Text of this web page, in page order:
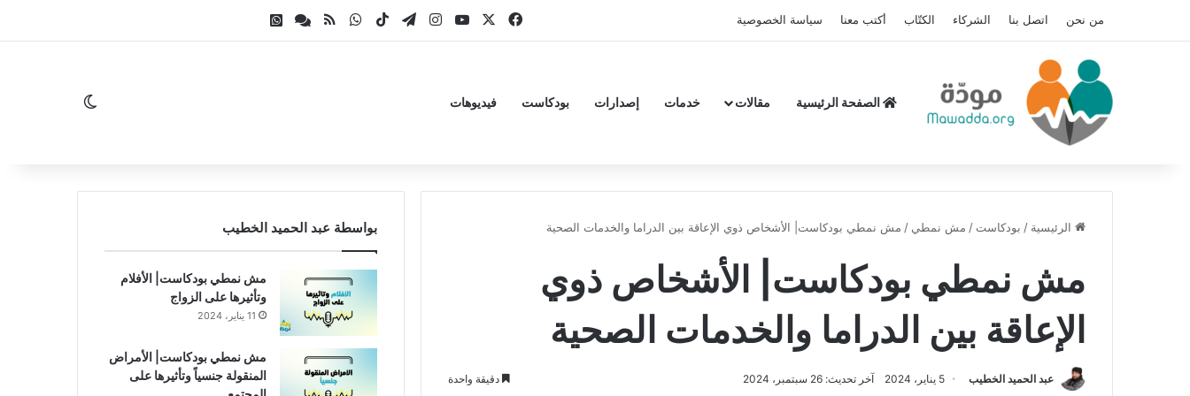
من نحن اتصل بنا الشركاء الكتّاب أكتب معنا سياسة الخصوصية فيسبوك ‫YouTube
انستقرام
تيلقرام ‫TikTokواتسابملخص الموقع RSS
Facebook Channel
Whatsapp Channel
الصفحة الرئيسية مقالات خدمات إصدارات بودكاست فيديوهات الوضع المظلم
الرئيسية / بودكاست / مش نمطي / مش نمطي بودكاست| الأشخاص ذوي الإعاقة بين الدراما والخدمات الصحية
مش نمطي بودكاست| الأشخاص ذوي
الإعاقة بين الدراما والخدمات الصحية
عبد الحميد الخطيب 5 يناير، 2024 آخر تحديث: 26 سبتمبر، 2024 دقيقة واحدة
بواسطة عبد الحميد الخطيب
مش نمطي بودكاست| الأفلام
وتأثيرها على الزواج
11 يناير، 2024
مش نمطي بودكاست| الأمراض
المنقولة جنسياً وتأثيرها على